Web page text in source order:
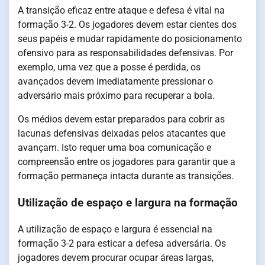
A transição eficaz entre ataque e defesa é vital na
formação 3-2. Os jogadores devem estar cientes dos
seus papéis e mudar rapidamente do posicionamento
ofensivo para as responsabilidades defensivas. Por
exemplo, uma vez que a posse é perdida, os
avançados devem imediatamente pressionar o
adversário mais próximo para recuperar a bola.
Os médios devem estar preparados para cobrir as
lacunas defensivas deixadas pelos atacantes que
avançam. Isto requer uma boa comunicação e
compreensão entre os jogadores para garantir que a
formação permaneça intacta durante as transições.
Utilização de espaço e largura na formação
A utilização de espaço e largura é essencial na
formação 3-2 para esticar a defesa adversária. Os
jogadores devem procurar ocupar áreas largas,